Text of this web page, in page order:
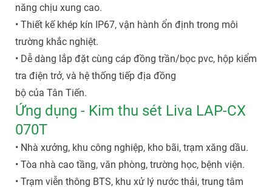
năng chịu xung cao.
• Thiết kế khép kín IP67, vận hành ổn định trong môi
trường khắc nghiệt.
• Dễ dàng lắp đặt cùng cáp đồng trần/bọc pvc, hộp kiểm
tra điện trở, và hệ thống tiếp địa đồng
bộ của Tân Tiến.
Ứng dụng - Kim thu sét Liva LAP-CX
070T
• Nhà xưởng, khu công nghiệp, kho bãi, trạm xăng dầu.
• Tòa nhà cao tầng, văn phòng, trường học, bệnh viện.
• Trạm viễn thông BTS, khu xử lý nước thải, trung tâm